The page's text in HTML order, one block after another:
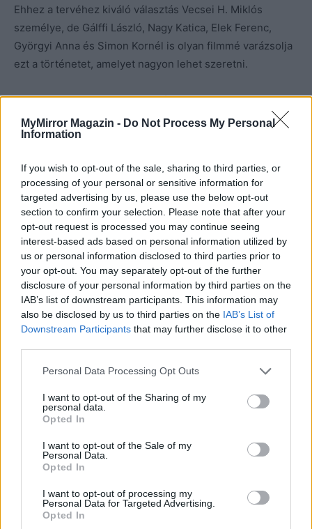
MyMirror Magazin - Do Not Process My Personal
Information
If you wish to opt-out of the sale, sharing to third parties, or
processing of your personal or sensitive information for
targeted advertising by us, please use the below opt-out
section to confirm your selection. Please note that after your
opt-out request is processed you may continue seeing
interest-based ads based on personal information utilized by
us or personal information disclosed to third parties prior to
your opt-out. You may separately opt-out of the further
disclosure of your personal information by third parties on the
IAB’s list of downstream participants. This information may
also be disclosed by us to third parties on the IAB’s List of
Downstream Participants that may further disclose it to other
Personal Data Processing Opt Outs
I want to opt-out of the Sharing of my
personal data.
Opted In
I want to opt-out of the Sale of my
Personal Data.
Opted In
I want to opt-out of processing my
Personal Data for Targeted Advertising.
Opted In
Ehhez a tervéhez kiváló választás Vecsei H. Miklós
személye, de Gálffi László, Nagy Katica, Elek Ferenc,
Györgyi Anna és Simon Kornél is olyan filmmé varázsolja
ezt a történetet, amelyet nagyon lehet szeretni.
Szívből ajánlom mindenkinek! (Nőknek különösen, mert
mint említettem, a főhős erős szívdobogásra késztetheti
őket!)
Kép forrása: Pinterest
Oktatás és nevelés területén dolgozom, de minden
szabadidőmben írok. Szeretek belesni a hétköznapok függönye